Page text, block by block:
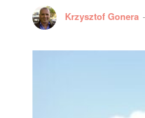
Krzysztof Gonera